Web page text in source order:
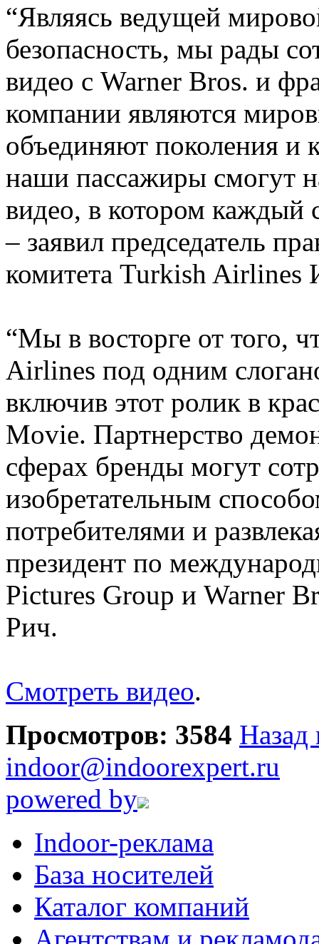
“Являясь ведущей
безопасность, мы рады
видео с Warner Bros. и
компании являются
объединяют поколения и
наши пассажиры смогут
видео, в котором каждый
– заявил председатель
комитета Turkish
“Мы в восторге от того,
Airlines под одним
включив этот ролик в
Movie. Партнерство
сферах бренды могут
изобретательным
потребителями и
президент по
Pictures Group и Warner
Рич.
Смотреть видео.
Просмотров: 3584 Назад
indoor@indoorexpert.ru
powered by
Indoor-реклама
База носителей
Каталог компаний